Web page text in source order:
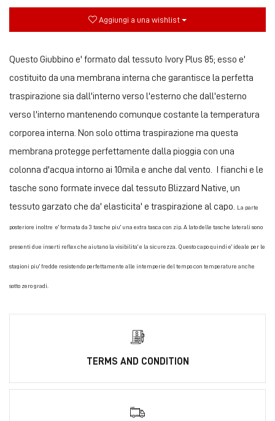
Aggiungi a una wishlist
Questo Giubbino e' formato dal tessuto Ivory Plus 85; esso e'
costituito da una membrana interna che garantisce la perfetta
traspirazione sia dall'interno verso l'esterno che dall'esterno
verso l'interno mantenendo comunque costante la temperatura
corporea interna. Non solo ottima traspirazione ma questa
membrana protegge perfettamente dalla pioggia con una
colonna d'acqua intorno ai 10mila e anche dal vento. I fianchi e le
tasche sono formate invece dal tessuto Blizzard Native, un
tessuto garzato che da' elasticita' e traspirazione al capo.
La parte
posteriore inoltre e' formata da 3 tasche piu' una extra tasca con zip. A lato delle tasche laterali sono
presenti due inserti reflex che aiutano la visibilita' e la sicurezza. Questo capo quindi e' ideale per le
stagioni piu' fredde resistendo perfettamente alle intemperie del tempo con temperature anche
sotto zero gradi.
TERMS AND CONDITION